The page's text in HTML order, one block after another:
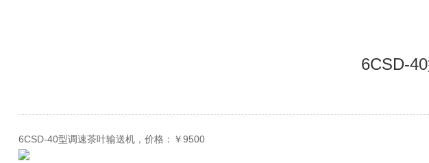
6CSD-
6CSD-40型调速茶叶输送机，价格：￥9500